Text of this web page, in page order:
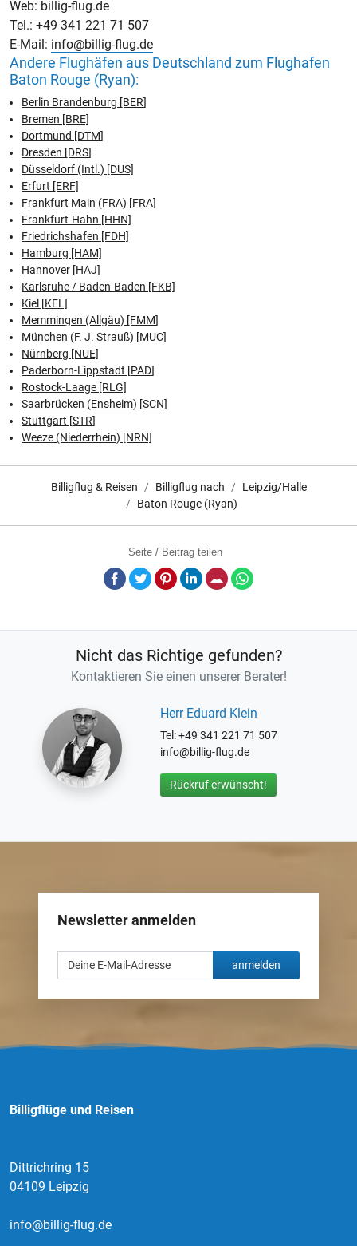
Web: billig-flug.de
Tel.: +49 341 221 71 507
E-Mail: info@billig-flug.de
Andere Flughäfen aus Deutschland zum Flughafen
Baton Rouge (Ryan):
Berlin Brandenburg [BER]
Bremen [BRE]
Dortmund [DTM]
Dresden [DRS]
Düsseldorf (Intl.) [DUS]
Erfurt [ERF]
Frankfurt Main (FRA) [FRA]
Frankfurt-Hahn [HHN]
Friedrichshafen [FDH]
Hamburg [HAM]
Hannover [HAJ]
Karlsruhe / Baden-Baden [FKB]
Kiel [KEL]
Memmingen (Allgäu) [FMM]
München (F. J. Strauß) [MUC]
Nürnberg [NUE]
Paderborn-Lippstadt [PAD]
Rostock-Laage [RLG]
Saarbrücken (Ensheim) [SCN]
Stuttgart [STR]
Weeze (Niederrhein) [NRN]
Billigflug & Reisen Billigflug nach
Leipzig/Halle
Baton Rouge (Ryan)
Seite / Beitrag teilen
Facebook
TwitterPinterestLinkedInE-Mail
Nicht das Richtige gefunden?
Kontaktieren Sie einen unserer Berater!
Herr Eduard Klein
Tel: +49 341 221 71 507
info@billig-flug.de
Rückruf erwünscht!
Newsletter anmelden
anmelden
Billigflüge und Reisen
Dittrichring 15
04109 Leipzig
info@billig-flug.de